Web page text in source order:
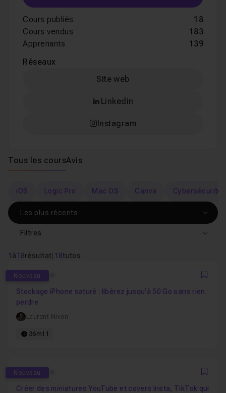
Cours publiés
18
Cours vendus
183
Apprenants
139
Réseaux
Site web
Linkedin
Instagram
Tous les coursAvis
iOS Logic Pro Mac OS Canva Cybersécurité
1 à18résultat 18tutos
Filtres
Nouveau
0
Stockage iPhone saturé : libérez jusqu'à 50 Go sans rien
perdre
Laurent Nivon
36m11
Nouveau
0
Créer des miniatures YouTube et covers Insta, TikTok qui